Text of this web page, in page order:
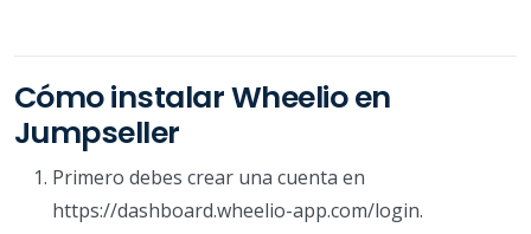
Cómo instalar Wheelio en
Jumpseller
Primero debes crear una cuenta en
https://dashboard.wheelio-app.com/login.